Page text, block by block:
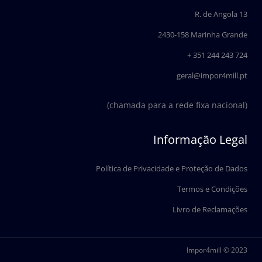
o
k
i
n
R. de Angola 13
2430-158 Marinha Grande
+ 351 244 243 724
geral@impor4mill.pt
(chamada para a rede fixa nacional)
Informação Legal
Política de Privacidade e Proteção de Dados
Termos e Condições
Livro de Reclamações
Impor4mill © 2023